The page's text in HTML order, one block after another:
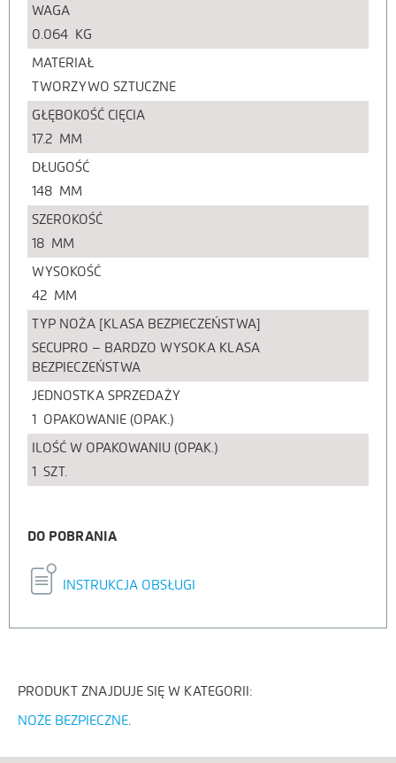
WAGA
0.064 KG
MATERIAŁ
TWORZYWO SZTUCZNE
GŁĘBOKOŚĆ CIĘCIA
17.2 MM
DŁUGOŚĆ
148 MM
SZEROKOŚĆ
18 MM
WYSOKOŚĆ
42 MM
TYP NOŻA [KLASA BEZPIECZEŃSTWA]
SECUPRO – BARDZO WYSOKA KLASA
BEZPIECZEŃSTWA
JEDNOSTKA SPRZEDAŻY
1 OPAKOWANIE (OPAK.)
ILOŚĆ W OPAKOWANIU (OPAK.)
1 SZT.
DO POBRANIA
INSTRUKCJA OBSŁUGI
PRODUKT ZNAJDUJE SIĘ W KATEGORII:
NOŻE BEZPIECZNE